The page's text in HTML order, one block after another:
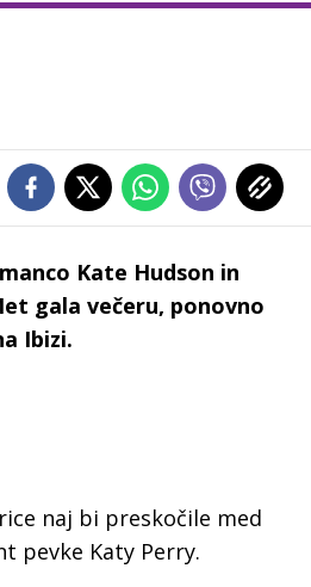
Kate Hudson in
gala večeru, ponovno
Ibizi.
naj bi preskočile med
pevke Katy Perry.